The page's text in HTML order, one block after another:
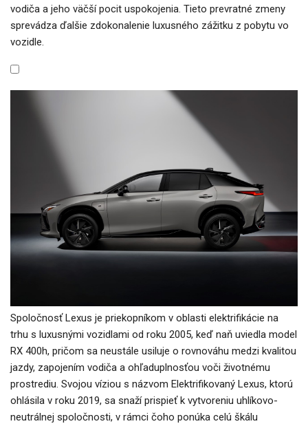
vodiča a jeho väčší pocit uspokojenia. Tieto prevratné zmeny
sprevádza ďalšie zdokonalenie luxusného zážitku z pobytu vo
vozidle.
Spoločnosť Lexus je priekopníkom v oblasti elektrifikácie na
trhu s luxusnými vozidlami od roku 2005, keď naň uviedla model
RX 400h, pričom sa neustále usiluje o rovnováhu medzi kvalitou
jazdy, zapojením vodiča a ohľaduplnosťou voči životnému
prostrediu. Svojou víziou s názvom Elektrifikovaný Lexus, ktorú
ohlásila v roku 2019, sa snaží prispieť k vytvoreniu uhlíkovo-
neutrálnej spoločnosti, v rámci čoho ponúka celú škálu